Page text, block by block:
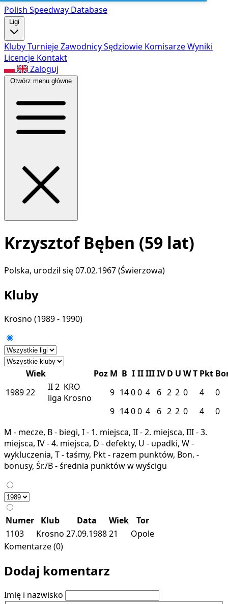
Polish Speedway Database
Ligi
KlubyTurniejeZawodnicySędziowie KomisarzeWyniki
Licencje Kontakt
Zaloguj
Otwórz menu główne
Krzysztof Bęben (59 lat)
Polska, urodził się 07.02.1967 (Świerzowa)
Kluby
Krosno (1989 - 1990)
Wiek Poz M B I IIIIIIV D U WT Pkt
198922 II2
liga
KRO
Krosno
9 1400 4 6 2 2 0 4
0
9 1400 4 6 2 2 0 4
0
M - mecze, B - biegi, I - 1. miejsca, II - 2. miejsca, III - 3.
miejsca, IV - 4. miejsca, D - defekty, U - upadki, W -
wykluczenia, T - taśmy, Pkt - razem punktów, Bon. -
bonusy, Śr./B - średnia punktów w wyścigu
Numer Klub Data Wiek
Tor
1103
Krosno 27.09.198821
Opole
Komentarze (0)
Dodaj komentarz
Imię i nazwisko